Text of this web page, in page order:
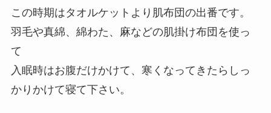
この時期はタオルケットより肌布団の出番です。
羽毛や真綿、綿わた、麻などの肌掛け布団を使っ
て
入眠時はお腹だけかけて、寒くなってきたらしっ
かりかけて寝て下さい。